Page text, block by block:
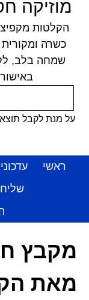
מוזיקה
הקלטות
כשרה
שמחה בלב,
על מנת לקבל
ראשי
מקבץ
מאת